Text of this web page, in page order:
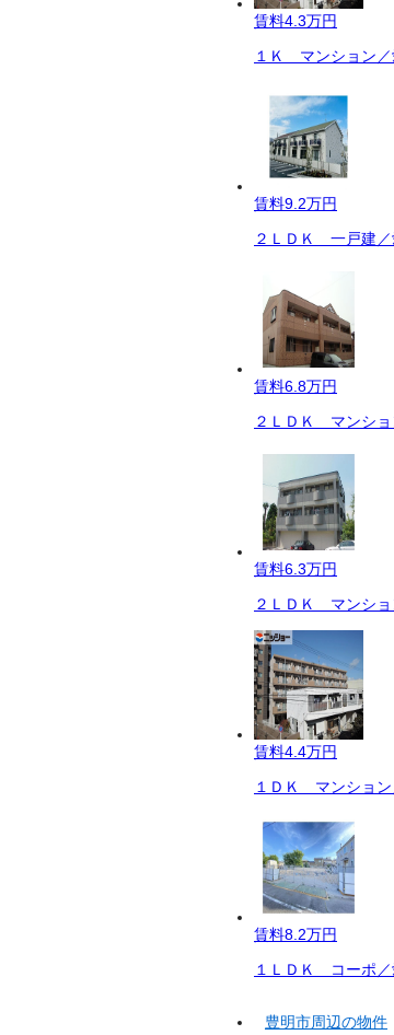
賃料4.3万円
１Ｋ マンション／
賃料9.2万円
２ＬＤＫ 一戸建／
賃料6.8万円
２ＬＤＫ マンショ
賃料6.3万円
２ＬＤＫ マンショ
賃料4.4万円
１ＤＫ マンション
賃料8.2万円
１ＬＤＫ コーポ／
豊明市周辺の物件